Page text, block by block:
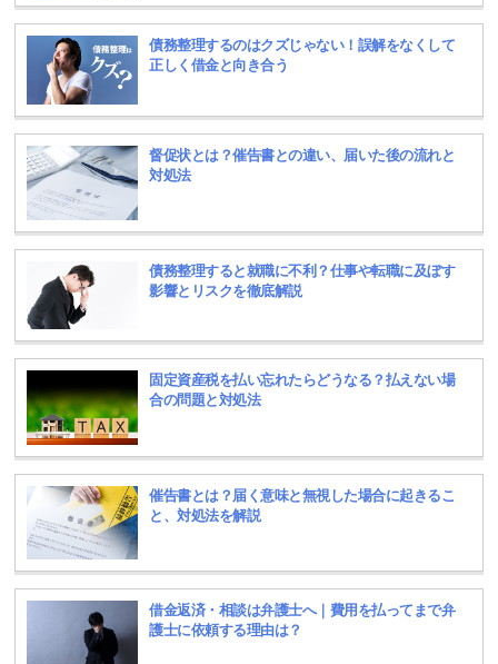
債務整理するのはクズじゃない！誤解をなくして
正しく借金と向き合う
督促状とは？催告書との違い、届いた後の流れと
対処法
債務整理すると就職に不利？仕事や転職に及ぼす
影響とリスクを徹底解説
固定資産税を払い忘れたらどうなる？払えない場
合の問題と対処法
催告書とは？届く意味と無視した場合に起きるこ
と、対処法を解説
借金返済・相談は弁護士へ｜費用を払ってまで弁
護士に依頼する理由は？